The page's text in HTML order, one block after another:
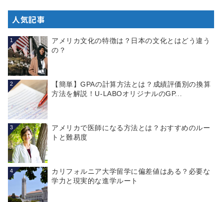
人気記事
1
アメリカ文化の特徴は？日本の文化とはどう違う
の？
2
【簡単】GPAの計算方法とは？成績評価別の換算
方法を解説！U-LABOオリジナルのGP...
3
アメリカで医師になる方法とは？おすすめのルー
トと難易度
4
カリフォルニア大学留学に偏差値はある？必要な
学力と現実的な進学ルート